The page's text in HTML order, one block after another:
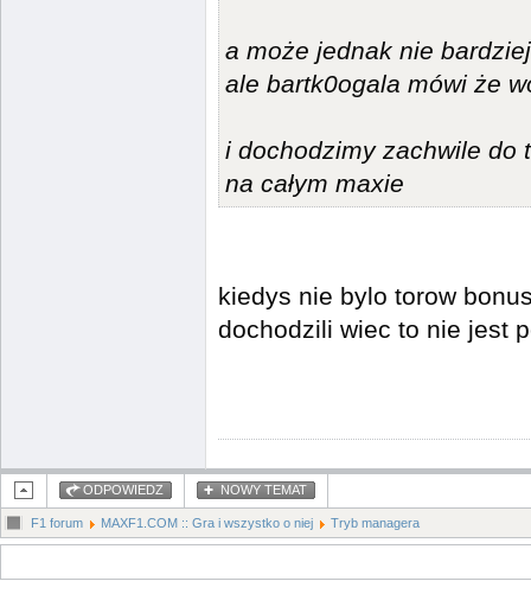
a może jednak nie
ale bartk0ogala mówi że
i dochodzimy zachwile do
na całym maxie
kiedys nie bylo torow
dochodzili wiec to nie jest
ODPOWIEDZ NOWY TEMAT
F1 forum MAXF1.COM :: Gra i wszystko o niej Tryb managera